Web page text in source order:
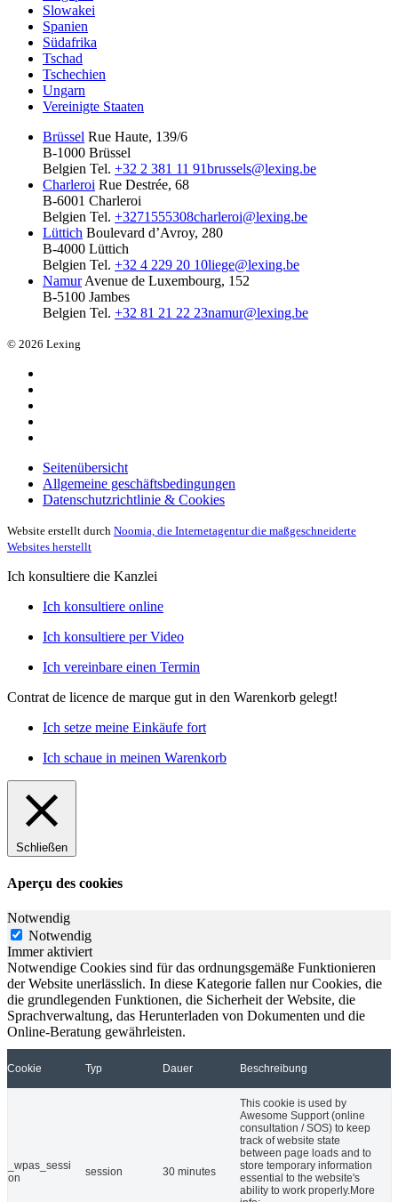
Slowakei
Spanien
Südafrika
Tschad
Tschechien
Ungarn
Vereinigte Staaten
Brüssel Rue Haute, 139/6
B-1000 Brüssel
Belgien Tel. +32 2 381 11 91brussels@lexing.be
Charleroi Rue Destrée, 68
B-6001 Charleroi
Belgien Tel. +3271555308charleroi@lexing.be
Lüttich Boulevard d’Avroy, 280
B-4000 Lüttich
Belgien Tel. +32 4 229 20 10liege@lexing.be
Namur Avenue de Luxembourg, 152
B-5100 Jambes
Belgien Tel. +32 81 21 22 23namur@lexing.be
© 2026 Lexing
Seitenübersicht
Allgemeine geschäftsbedingungen
Datenschutzrichtlinie & Cookies
Website erstellt durch Noomia, die Internetagentur die maßgeschneiderte
Websites herstellt
Ich konsultiere die Kanzlei
Ich konsultiere online
Ich konsultiere per Video
Ich vereinbare einen Termin
Contrat de licence de marque gut in den Warenkorb gelegt!
Ich setze meine Einkäufe fort
Ich schaue in meinen Warenkorb
Schließen
Aperçu des cookies
Notwendig
Notwendig
Immer aktiviert
Notwendige Cookies sind für das ordnungsgemäße Funktionieren
der Website unerlässlich. In diese Kategorie fallen nur Cookies, die
die grundlegenden Funktionen, die Sicherheit der Website, die
Sprachverwaltung, das Herunterladen von Dokumenten und die
Online-Beratung gewährleisten.
Cookie Typ Dauer Beschreibung
_wpas_sessi
on
session 30 minutes
This cookie is used by
Awesome Support (online
consultation / SOS) to keep
track of website state
between page loads and to
store temporary information
essential to the website's
ability to work properly.More